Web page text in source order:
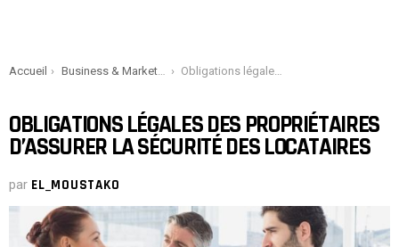
You are here:
Accueil Business & Marketing Obligations légales des propriétaires d’assurer la sécurité des locataires
OBLIGATIONS LÉGALES DES PROPRIÉTAIRES
D’ASSURER LA SÉCURITÉ DES LOCATAIRES
par EL_MOUSTAKO